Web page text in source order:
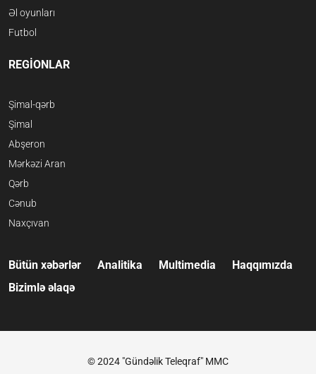
Əl oyunları
Futbol
REGİONLAR
Şimal-qərb
Şimal
Abşeron
Mərkəzi Aran
Qərb
Cənub
Naxçıvan
Bütün xəbərlər Analitika Multimedia
Haqqımızda
Bizimlə əlaqə
© 2024 "Gündəlik Teleqraf" MMC